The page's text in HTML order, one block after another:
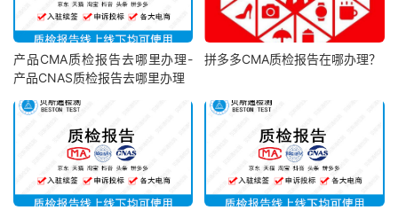
产品CMA质检报告去哪里办理-
产品CNAS质检报告去哪里办理
拼多多CMA质检报告在哪办理？